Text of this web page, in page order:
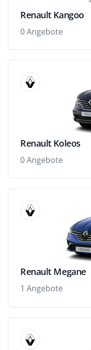
Renault Kangoo
0 Angebote
Renault Koleos
0 Angebote
Renault Megane
1 Angebote